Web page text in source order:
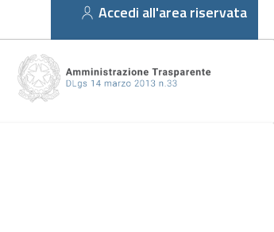
Accedi all'area riservata